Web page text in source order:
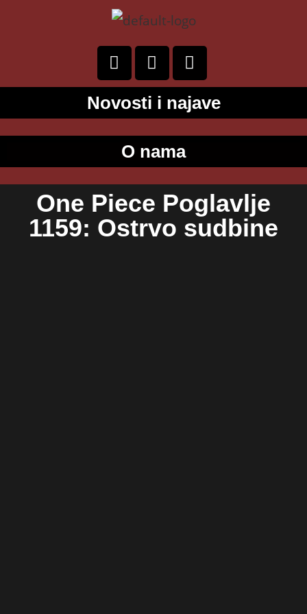
Novosti i najave
O nama
One Piece Poglavlje
1159: Ostrvo sudbine